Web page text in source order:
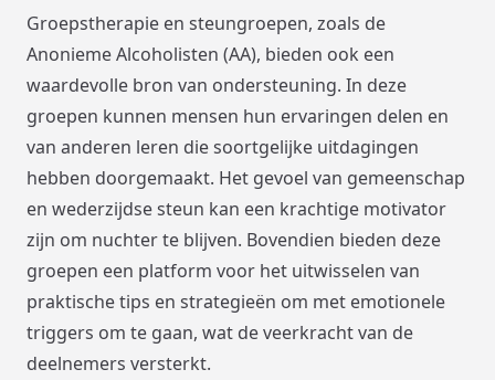
Groepstherapie en steungroepen, zoals de
Anonieme Alcoholisten (AA), bieden ook een
waardevolle bron van ondersteuning. In deze
groepen kunnen mensen hun ervaringen delen en
van anderen leren die soortgelijke uitdagingen
hebben doorgemaakt. Het gevoel van gemeenschap
en wederzijdse steun kan een krachtige motivator
zijn om nuchter te blijven. Bovendien bieden deze
groepen een platform voor het uitwisselen van
praktische tips en strategieën om met emotionele
triggers om te gaan, wat de veerkracht van de
deelnemers versterkt.